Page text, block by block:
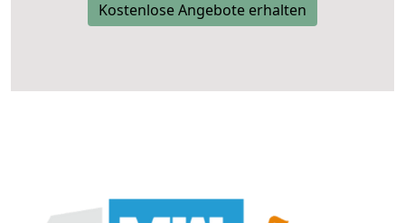
Kostenlose Angebote erhalten